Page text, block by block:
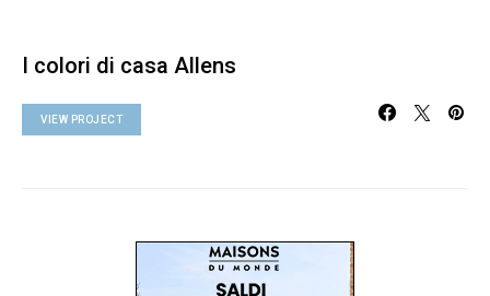
I colori di casa Allens
VIEW PROJECT